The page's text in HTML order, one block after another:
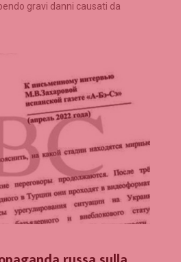
gravi danni causati da